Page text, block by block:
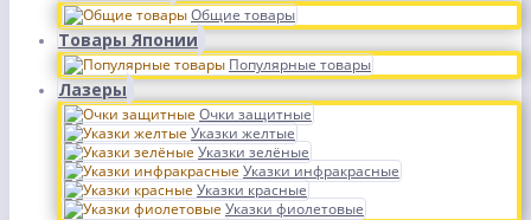
Общие товары
Товары Японии
Популярные товары
Лазеры
Очки защитные
Указки желтые
Указки зелёные
Указки инфракрасные
Указки красные
Указки фиолетовые